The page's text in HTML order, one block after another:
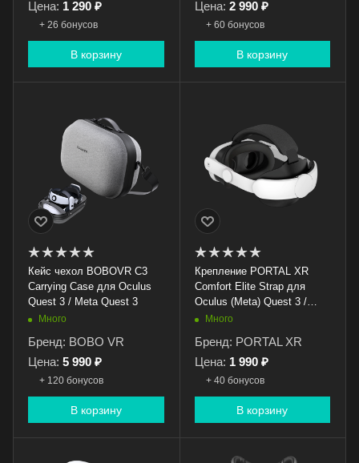
Цена: 1 290 ₽
+ 26 бонусов
В корзину
Цена: 2 990 ₽
+ 60 бонусов
В корзину
Кейс чехол BOBOVR C3
Carrying Case для Oculus
Quest 3 / Meta Quest 3
Много
Бренд: BOBO VR
Цена: 5 990 ₽
+ 120 бонусов
В корзину
Крепление PORTAL XR
Comfort Elite Strap для
Oculus (Meta) Quest 3 /
Quest 3S
Много
Бренд: PORTAL XR
Цена: 1 990 ₽
+ 40 бонусов
В корзину